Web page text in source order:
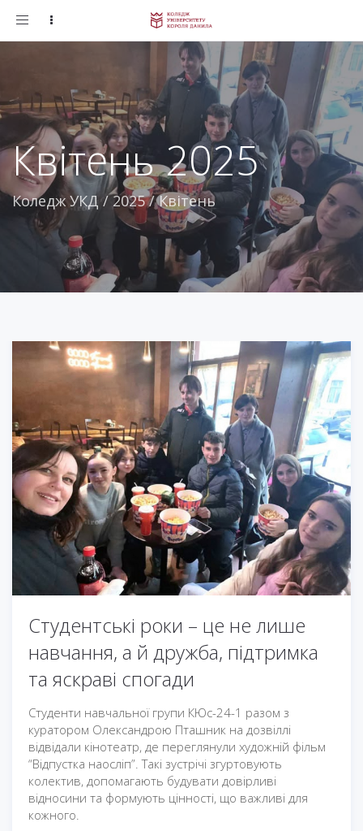
Toggle
Квітень 2025
Коледж УКД/2025/Квітень
Студентські роки – це не лише
навчання, а й дружба, підтримка
та яскраві спогади
Студенти навчальної групи КЮс-24-1 разом з
куратором Олександрою Пташник на дозвіллі
відвідали кінотеатр, де переглянули художній фільм
“Відпустка наосліп”. Такі зустрічі згуртовують
колектив, допомагають будувати довірливі
відносини та формують цінності, що важливі для
кожного.